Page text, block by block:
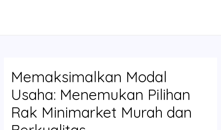
Memaksimalkan Modal
Usaha: Menemukan Pilihan
Rak Minimarket Murah dan